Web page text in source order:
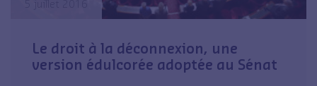
Le droit à la déconnexion, une
version édulcorée adoptée au Sénat